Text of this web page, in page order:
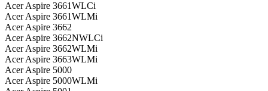
Acer Aspire 3661WLCi
Acer Aspire 3661WLMi
Acer Aspire 3662
Acer Aspire 3662NWLCi
Acer Aspire 3662WLMi
Acer Aspire 3663WLMi
Acer Aspire 5000
Acer Aspire 5000WLMi